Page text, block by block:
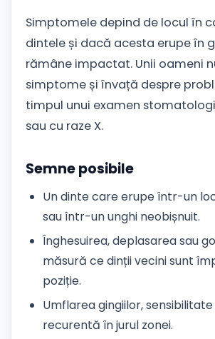
Simptomele depind de locul în
dintele și dacă acesta erupe în
rămâne impactat. Unii oameni
simptome și învață despre
timpul unui examen
sau cu raze X.
Semne posibile
Un dinte care erupe într-un
sau într-un unghi neobișnuit.
Înghesuirea, deplasarea sau
măsură ce dinții vecini sunt
poziție.
Umflarea gingiilor,
recurentă în jurul zonei.